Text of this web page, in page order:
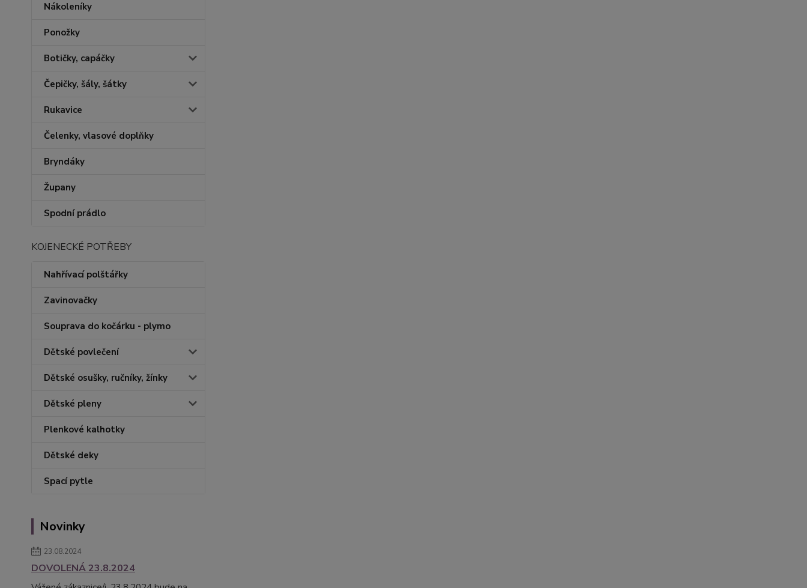
Nákoleníky
Ponožky
Botičky, capáčky
Čepičky, šály, šátky
Rukavice
Čelenky, vlasové doplňky
Bryndáky
Župany
Spodní prádlo
KOJENECKÉ POTŘEBY
Nahřívací polštářky
Zavinovačky
Souprava do kočárku - plymo
Dětské povlečení
Dětské osušky, ručníky, žínky
Dětské pleny
Plenkové kalhotky
Dětské deky
Spací pytle
Novinky
23.08.2024
DOVOLENÁ 23.8.2024